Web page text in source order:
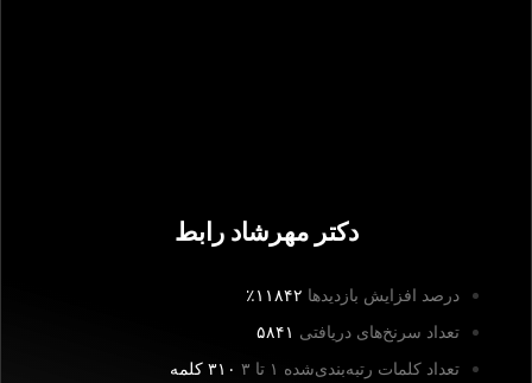
دکتر مهرشاد رابط
درصد افزایش بازدیدها ۱۱۸۴۲٪
تعداد سرنخ‌های دریافتی ۵۸۴۱
تعداد کلمات رتبه‌بندی‌شده ۱ تا ۳ ۳۱۰ کلمه